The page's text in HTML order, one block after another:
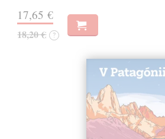
17,65 €
18,20 € ?